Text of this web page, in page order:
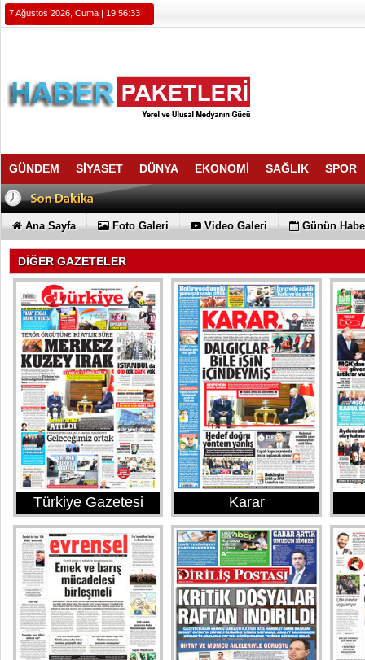
7 Ağustos 2026, Cuma | 19:56:33
GÜNDEM SİYASET DÜNYA EKONOMİ SAĞLIK SPOR
Ana Sayfa Foto Galeri Video Galeri Günün
DİĞER GAZETELER
Türkiye Gazetesi Karar